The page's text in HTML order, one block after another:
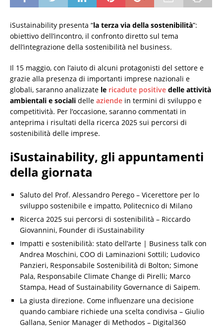
iSustainability presenta “la terza via della sostenibilità”:
obiettivo dell’incontro, il confronto diretto sul tema
dell’integrazione della sostenibilità nel business.
Il 15 maggio, con l’aiuto di alcuni protagonisti del settore e
grazie alla presenza di importanti imprese nazionali e
globali, saranno analizzate le ricadute positive delle attività
ambientali e sociali delle aziende in termini di sviluppo e
competitività. Per l’occasione, saranno commentati in
anteprima i risultati della ricerca 2025 sui percorsi di
sostenibilità delle imprese.
iSustainability, gli appuntamenti
della giornata
Saluto del Prof. Alessandro Perego – Vicerettore per lo
sviluppo sostenibile e impatto, Politecnico di Milano
Ricerca 2025 sui percorsi di sostenibilità – Riccardo
Giovannini, Founder di iSustainability
Impatti e sostenibilità: stato dell’arte | Business talk con
Andrea Moschini, COO di Laminazioni Sottili; Ludovico
Panzieri, Responsabile Sostenibilità di Bolton; Simone
Pala, Responsabile Climate Change di Pirelli; Marco
Stampa, Head of Sustainability Governance di Saipem.
La giusta direzione. Come influenzare una decisione
quando cambiare richiede una scelta condivisa – Giulio
Gallana, Senior Manager di Methodos – Digital360